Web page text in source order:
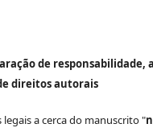
de responsabilidade,
direitos autorais
legais a cerca do manuscrito "